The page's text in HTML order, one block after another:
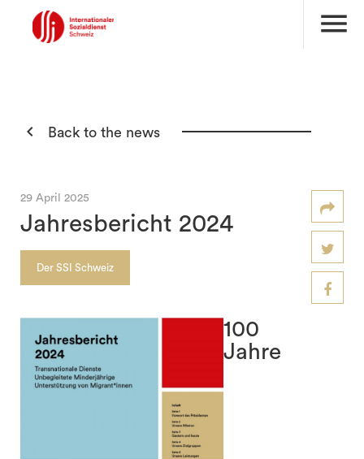
menu
 Back to the news
29 April 2025
Jahresbericht 2024
Der SSI Schweiz
100
Jahre